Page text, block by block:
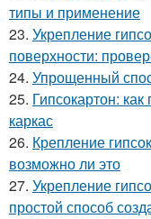
типы и применение
23. Укрепление
поверхности:
24. Упрощенный
25. Гипсокартон:
каркас
26. Крепление
возможно ли это
27. Укрепление
простой способ